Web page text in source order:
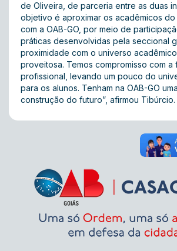
de Oliveira, de parceria entre as duas
objetivo é aproximar os acadêmicos do
com a OAB-GO, por meio de
práticas desenvolvidas pela seccional
proximidade com o universo
proveitosa. Temos compromisso com a
profissional, levando um pouco do
para os alunos. Tenham na OAB-GO
construção do futuro”, afirmou Tibúrcio.